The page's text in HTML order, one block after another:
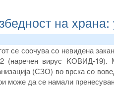
на храна:
се соочува со невидена
(наречен вирус KОВИД-19).
(СЗО) во врска со
може да се намали